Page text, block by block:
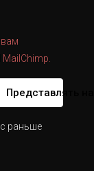
Представлять
раньше